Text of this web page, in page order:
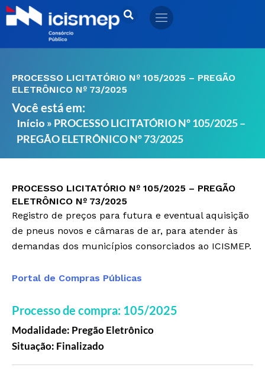
Ir
para
PROCESSO LICITATÓRIO Nº 105/2025 – PREGÃO
ELETRÔNICO Nº 73/2025
Você está em:
Início » PROCESSO LICITATÓRIO Nº 105/2025 –
PREGÃO ELETRÔNICO Nº 73/2025
PROCESSO LICITATÓRIO Nº 105/2025 – PREGÃO
ELETRÔNICO Nº 73/2025
Registro de preços para futura e eventual aquisição
de pneus novos e câmaras de ar, para atender às
demandas dos municípios consorciados ao ICISMEP.
Portal de Compras Públicas
Processo de compra: 105/2025
Modalidade: Pregão Eletrônico
Situação: Finalizado